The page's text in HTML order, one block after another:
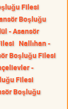
Filesi
Boşluğu
- Asansör
Nallıhan -
Boşluğu Filesi
-
Filesi
Boşluğu